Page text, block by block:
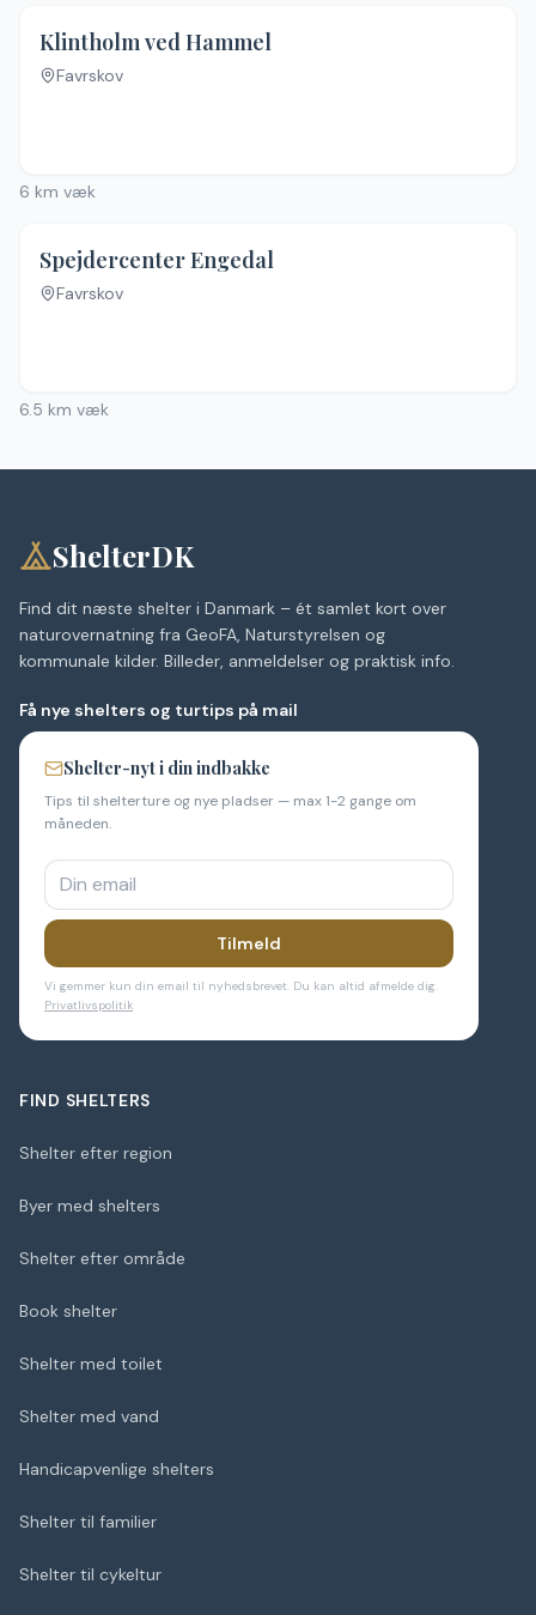
Klintholm ved Hammel
Favrskov
6 km væk
Spejdercenter Engedal
Favrskov
6.5 km væk
ShelterDK
Find dit næste shelter i Danmark – ét samlet kort over
naturovernatning fra GeoFA, Naturstyrelsen og
kommunale kilder. Billeder, anmeldelser og praktisk info.
Få nye shelters og turtips på mail
Shelter-nyt i din indbakke
Tips til shelterture og nye pladser — max 1-2 gange om
måneden.
Tilmeld
Vi gemmer kun din email til nyhedsbrevet. Du kan altid afmelde dig.
Privatlivspolitik
FIND SHELTERS
Shelter efter region
Byer med shelters
Shelter efter område
Book shelter
Shelter med toilet
Shelter med vand
Handicapvenlige shelters
Shelter til familier
Shelter til cykeltur